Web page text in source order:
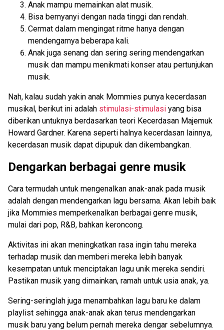
Anak mampu memainkan alat musik.
Bisa bernyanyi dengan nada tinggi dan rendah.
Cermat dalam mengingat ritme hanya dengan
mendengarnya beberapa kali.
Anak juga senang dan sering sering mendengarkan
musik dan mampu menikmati konser atau pertunjukan
musik.
Nah, kalau sudah yakin anak Mommies punya kecerdasan
musikal, berikut ini adalah stimulasi-stimulasi yang bisa
diberikan untuknya berdasarkan teori Kecerdasan Majemuk
Howard Gardner. Karena seperti halnya kecerdasan lainnya,
kecerdasan musik dapat dipupuk dan dikembangkan.
Dengarkan berbagai genre musik
Cara termudah untuk mengenalkan anak-anak pada musik
adalah dengan mendengarkan lagu bersama. Akan lebih baik
jika Mommies memperkenalkan berbagai genre musik,
mulai dari pop, R&B, bahkan keroncong.
Aktivitas ini akan meningkatkan rasa ingin tahu mereka
terhadap musik dan memberi mereka lebih banyak
kesempatan untuk menciptakan lagu unik mereka sendiri.
Pastikan musik yang dimainkan, ramah untuk usia anak, ya.
Sering-seringlah juga menambahkan lagu baru ke dalam
playlist sehingga anak-anak akan terus mendengarkan
musik baru yang belum pernah mereka dengar sebelumnya.